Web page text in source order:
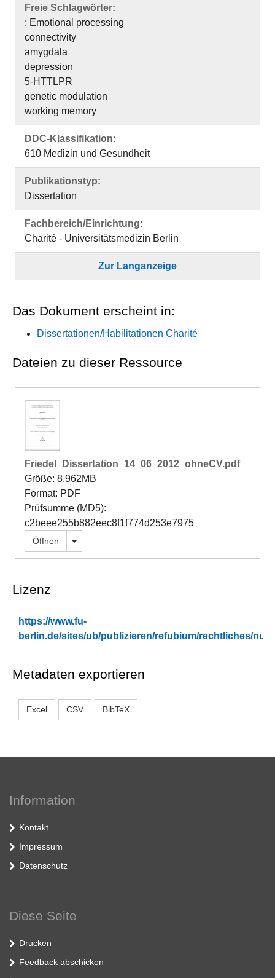
Freie Schlagwörter:
: Emotional processing
connectivity
amygdala
depression
5-HTTLPR
genetic modulation
working memory
DDC-Klassifikation:
610 Medizin und Gesundheit
Publikationstyp:
Dissertation
Fachbereich/Einrichtung:
Charité - Universitätsmedizin Berlin
Zur Langanzeige
Das Dokument erscheint in:
Dissertationen/Habilitationen Charité
Dateien zu dieser Ressource
Friedel_Dissertation_14_06_2012_ohneCV.pdf
Größe: 8.962MB
Format: PDF
Prüfsumme (MD5):
c2beee255b882eec8f1f774d253e7975
Öffnen Dropdown öffnen
Lizenz
https://www.fu-
berlin.de/sites/ub/publizieren/refubium/rechtliches/
Metadaten exportieren
Excel CSV BibTeX
Information
Kontakt
Impressum
Datenschutz
Diese Seite
Drucken
Feedback abschicken